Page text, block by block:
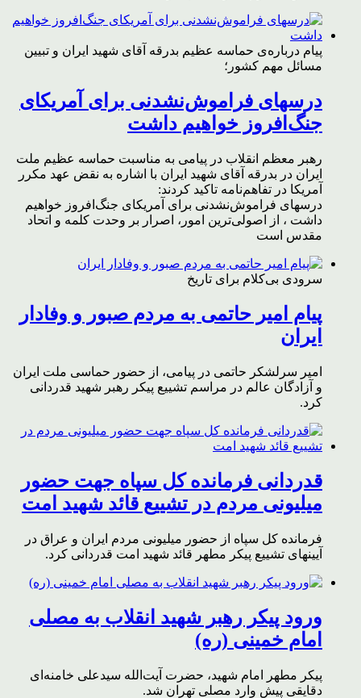
پیام درباره‌ی حماسه عظیم بدرقه آقای شهید ایران و تبیین
مسائل مهم کشور؛
درسهای فراموش‌نشدنی برای آمریکای
جنگ‌افروز خواهیم داشت
رهبر معظم انقلاب در پیامی به مناسبت حماسه عظیم ملت
ایران در بدرقه آقای شهید ایران با اشاره به نقض عهد مکرر
آمریکا در تفاهم‌نامه تاکید کردند:
درسهای فراموش‌نشدنی برای آمریکای جنگ‌افروز خواهیم
داشت ، از اصولی‌ترین امور، اصرار بر وحدت کلمه و اتحاد
مقدس است
سرودی بی‌کلام برای تاریخ
پیام امیر حاتمی به مردم صبور و وفادار
ایران
امیر سرلشکر حاتمی در پیامی، از حضور حماسی ملت ایران
و آزادگان عالم در مراسم تشییع پیکر رهبر شهید قدردانی
کرد.
قدردانی فرمانده کل سپاه جهت حضور
میلیونی مردم در تشییع قائد شهید امت
فرمانده کل سپاه از حضور میلیونی مردم ایران و عراق در
آیینهای تشییع پیکر مطهر قائد شهید امت قدردانی کرد.
ورود پیکر رهبر شهید انقلاب به مصلی
امام خمینی (ره)
پیکر مطهر امام شهید،‌ حضرت آیت‌الله سیدعلی خامنه‌ای
دقایقی پیش وارد مصلی تهران شد.